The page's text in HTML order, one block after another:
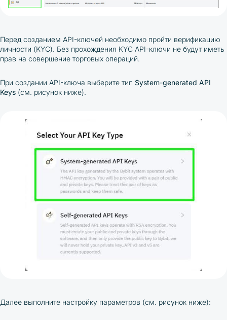
Перед созданием API-ключей необходимо пройти верификацию
личности (KYC). Без прохождения KYC API-ключи не будут иметь
прав на совершение торговых операций.
При создании API-ключа выберите тип System-generated API
Keys (см. рисунок ниже).
Далее выполните настройку параметров (см. рисунок ниже):